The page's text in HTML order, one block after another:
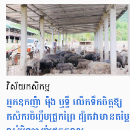
វិស័យកសិកម្ម
អ្នកឧកញ៉ា ម៉ុង ឬទ្ធី លើកទឹកចិត្តឱ្យ
កសិករចិញ្ចឹមជ្រូកព្រៃ ដ្បិតវាមានតម្លៃ